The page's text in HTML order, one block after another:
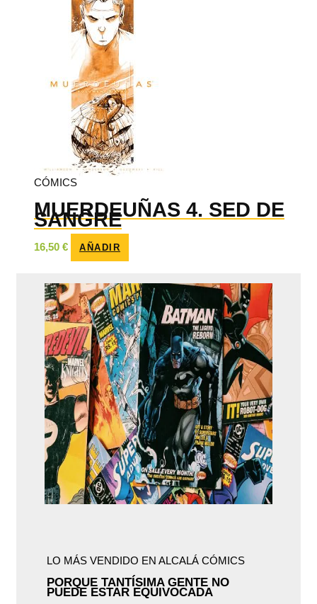
CÓMICS
MUERDEUÑAS 4. SED DE
SANGRE
16,50 € AÑADIR
LO MÁS VENDIDO EN ALCALÁ CÓMICS
PORQUE TANTÍSIMA GENTE NO
PUEDE ESTAR EQUIVOCADA